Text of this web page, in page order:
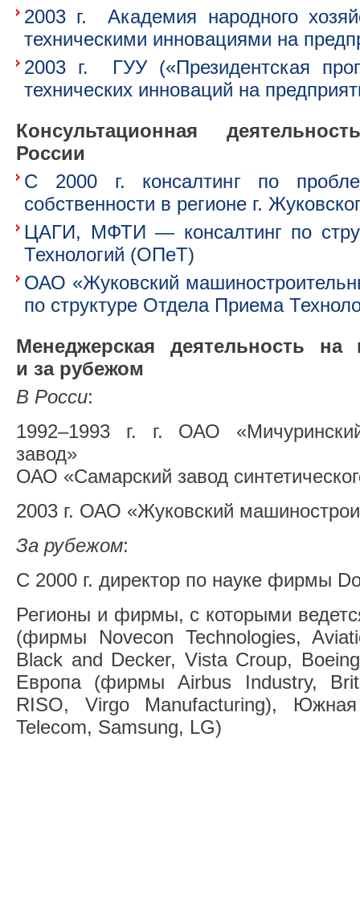
2003 г. Академия народного
техническими инновациями на
2003 г. ГУУ («Президентская
технических инноваций на
Консультационная
России
С 2000 г. консалтинг по
собственности в регионе г.
ЦАГИ, МФТИ — консалтинг по
Технологий (ОПеТ)
ОАО «Жуковский
по структуре Отдела Приема
Менеджерская деятельность на
и за рубежом
В Росси:
1992–1993 г. г. ОАО
завод»
ОАО «Самарский завод
2003 г. ОАО «Жуковский
За рубежом:
С 2000 г. директор по науке фирмы
Регионы и фирмы, с которыми
(фирмы Novecon Technologies,
Black and Decker, Vista Croup,
Европа (фирмы Airbus Industry,
RISO, Virgo Manufacturing),
Telecom, Samsung, LG)